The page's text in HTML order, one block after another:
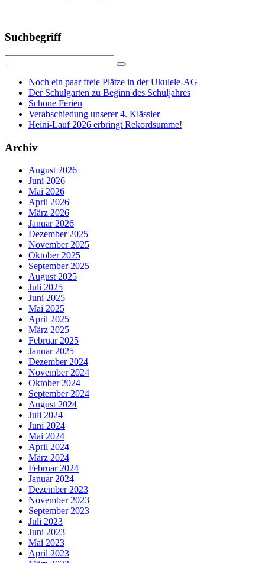
Suchbegriff
Noch ein paar freie Plätze in der Ukulele-AG
Der Schulgarten zu Beginn des Schuljahres
Schöne Ferien
Verabschiedung unserer 4. Klässler
Heini-Lauf 2026 erbringt Rekordsumme!
Archiv
August 2026
Juni 2026
Mai 2026
April 2026
März 2026
Januar 2026
Dezember 2025
November 2025
Oktober 2025
September 2025
August 2025
Juli 2025
Juni 2025
Mai 2025
April 2025
März 2025
Februar 2025
Januar 2025
Dezember 2024
November 2024
Oktober 2024
September 2024
August 2024
Juli 2024
Juni 2024
Mai 2024
April 2024
März 2024
Februar 2024
Januar 2024
Dezember 2023
November 2023
September 2023
Juli 2023
Juni 2023
Mai 2023
April 2023